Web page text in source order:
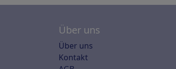
Über uns
Über uns
Kontakt